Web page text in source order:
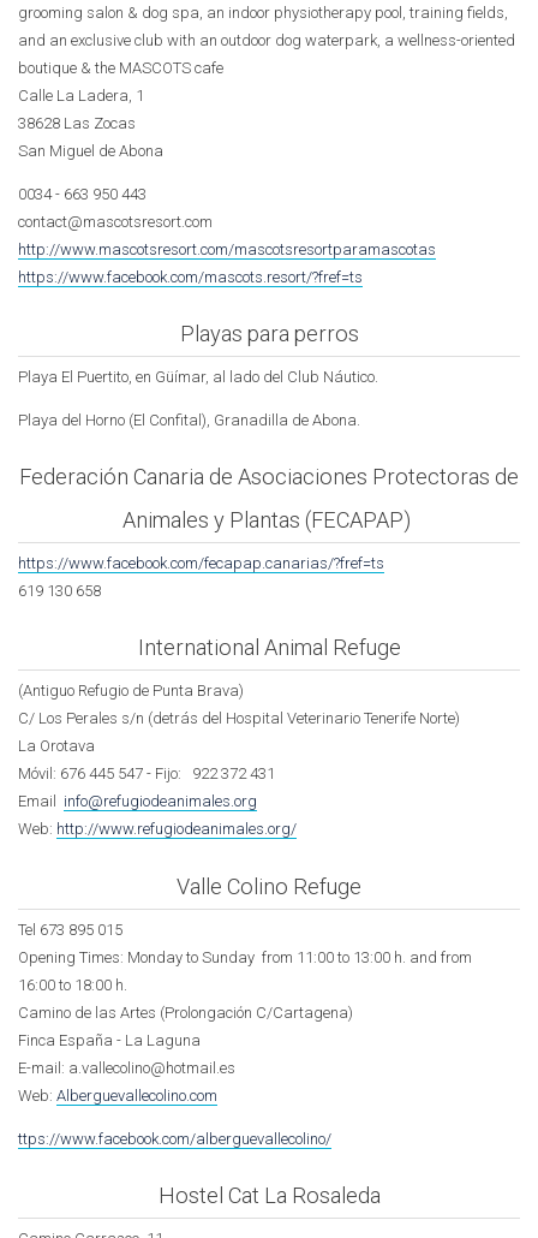
grooming salon & dog spa, an indoor physiotherapy pool, training fields,
and an exclusive club with an outdoor dog waterpark, a wellness-oriented
boutique & the MASCOTS cafe
Calle La Ladera, 1
38628 Las Zocas
San Miguel de Abona
0034 - 663 950 443
contact@mascotsresort.com
http://www.mascotsresort.com/mascotsresortparamascotas
https://www.facebook.com/mascots.resort/?fref=ts
Playas para perros
Playa El Puertito, en Güímar, al lado del Club Náutico.
Playa del Horno (El Confital), Granadilla de Abona.
Federación Canaria de Asociaciones Protectoras de
Animales y Plantas (FECAPAP)
https://www.facebook.com/fecapap.canarias/?fref=ts
619 130 658
International Animal Refuge
(Antiguo Refugio de Punta Brava)
C/ Los Perales s/n (detrás del Hospital Veterinario Tenerife Norte)
La Orotava
Móvil: 676 445 547 - Fijo: 922 372 431
Email info@refugiodeanimales.org
Web: http://www.refugiodeanimales.org/
Valle Colino Refuge
Tel 673 895 015
Opening Times: Monday to Sunday from 11:00 to 13:00 h. and from
16:00 to 18:00 h.
Camino de las Artes (Prolongación C/Cartagena)
Finca España - La Laguna
E-mail: a.vallecolino@hotmail.es
Web: Alberguevallecolino.com
ttps://www.facebook.com/alberguevallecolino/
Hostel Cat La Rosaleda